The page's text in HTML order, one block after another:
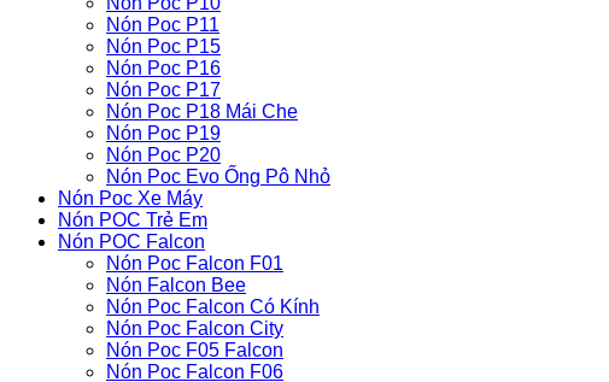
Nón Poc P11
Nón Poc P15
Nón Poc P16
Nón Poc P17
Nón Poc P18 Mái Che
Nón Poc P19
Nón Poc P20
Nón Poc Evo Ống Pô Nhỏ
Nón Poc Xe Máy
Nón POC Trẻ Em
Nón POC Falcon
Nón Poc Falcon F01
Nón Falcon Bee
Nón Poc Falcon Có Kính
Nón Poc Falcon City
Nón Poc F05 Falcon
Nón Poc Falcon F06